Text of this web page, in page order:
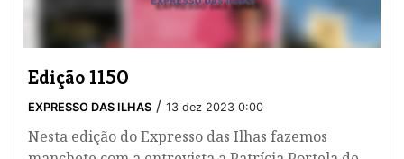
Edição 1150
EXPRESSO DAS ILHAS / 13 dez 2023 0:00
Nesta edição do Expresso das Ilhas fazemos